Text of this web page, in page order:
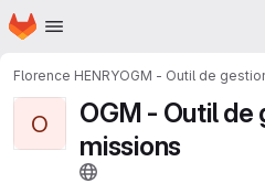
Skip to main content
Homepage
Florence HENRYOGM - Outil de
O
OGM - Outil de
missions